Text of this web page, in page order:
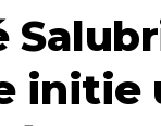
initie